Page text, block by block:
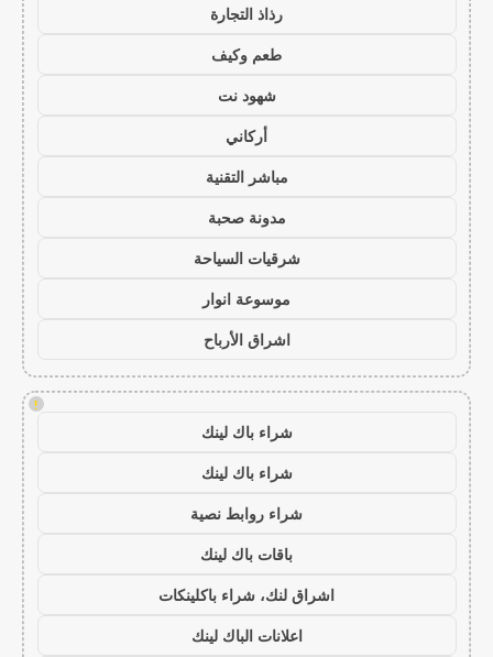
رذاذ التجارة
طعم وكيف
شهود نت
أركاني
مباشر التقنية
مدونة صحبة
شرقيات السياحة
موسوعة انوار
اشراق الأرباح
!
شراء باك لينك
شراء باك لينك
شراء روابط نصية
باقات باك لينك
اشراق لنك، شراء باكلينكات
اعلانات الباك لينك